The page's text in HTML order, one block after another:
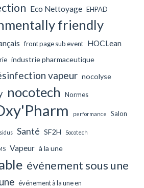
Eco Nettoyage EHPAD
friendly
front page sub event HOCLean
industrie pharmaceutique
vapeur nocolyse
nocotech Normes
performance Salon
Santé SF2H Socotech
Vapeur à la une
événement sous une
événement à la une en